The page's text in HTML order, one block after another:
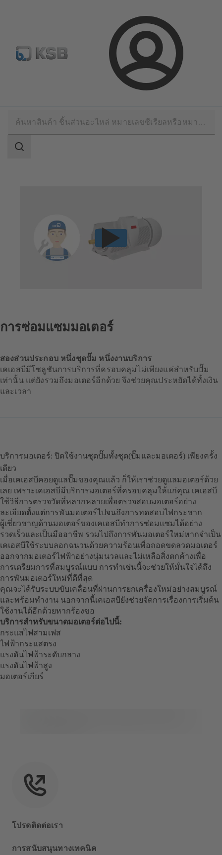
ล็อกอิน
จดหมายข่าวเคเอสบี กำหนดค่าผลิตภัณฑ์
การ
ขอบเขต
การซ่อมแซมมอเตอร์
สองส่วนประกอบ หนึ่งชุดปั๊ม หนึ่งงานบริการ
เคเอสบีมีโซลูชันการบริการที่ครอบคลุมไม่เพียงแค่สำหรับปั๊ม
เท่านั้น แต่ยังรวมถึงมอเตอร์อีกด้วย จึงช่วยคุณประหยัดได้ทั้งเงิน
และเวลา
บริการมอเตอร์: ปิดใช้งานชุดปั๊มทั้งชุด(ปั๊มและมอเตอร์) เพียงครั้ง
เดียว
เมื่อเคเอสบีคอยดูแลปั๊มของคุณแล้ว ก็ให้เราช่วยดูแลมอเตอร์ด้วย
เลย เพราะเคเอสบีมีบริการมอเตอร์ที่ครอบคลุมให้แก่คุณ เคเอสบี
ใช้วิธีการตรวจวัดที่หลากหลายเพื่อตรวจสอบมอเตอร์อย่าง
ละเอียดตั้งแต่การพันมอเตอร์ไปจนถึงการทดสอบไฟกระชาก
ผู้เชี่ยวชาญด้านมอเตอร์ของเคเอสบีทำการซ่อมแซมได้อย่าง
รวดเร็วและเป็นมืออาชีพ รวมไปถึงการพันมอเตอร์ใหม่หากจำเป็น
เคเอสบีใช้ระบบลอกฉนวนด้วยความร้อนเพื่อถอดขดลวดมอเตอร์
ออกจากมอเตอร์ไฟฟ้าอย่างนุ่มนวลและไม่เหลือสิ่งตกค้างเพื่อ
การเตรียมการที่สมบูรณ์แบบ การทำเช่นนี้จะช่วยให้มั่นใจได้ถึง
การพันมอเตอร์ใหม่ที่ดีที่สุด
คุณจะได้รับระบบขับเคลื่อนที่ผ่านการยกเครื่องใหม่อย่างสมบูรณ์
และพร้อมทำงาน นอกจากนี้เคเอสบียังช่วยจัดการเรื่องการเริ่มต้น
ใช้งานได้อีกด้วยหากร้องขอ
บริการสำหรับขนาดมอเตอร์ต่อไปนี้:
กระแสไฟสามเฟส
ไฟฟ้ากระแสตรง
แรงดันไฟฟ้าระดับกลาง
แรงดันไฟฟ้าสูง
มอเตอร์เกียร์
โปรดติดต่อเรา
การสนับสนุนทางเทคนิค